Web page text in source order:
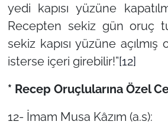
yedi kapısı yüzüne
Recepten sekiz gün oruç
sekiz kapısı yüzüne
isterse içeri girebilir!”[12]
* Recep Oruçlularına Özel
12- İmam Musa Kâzım (a.s):